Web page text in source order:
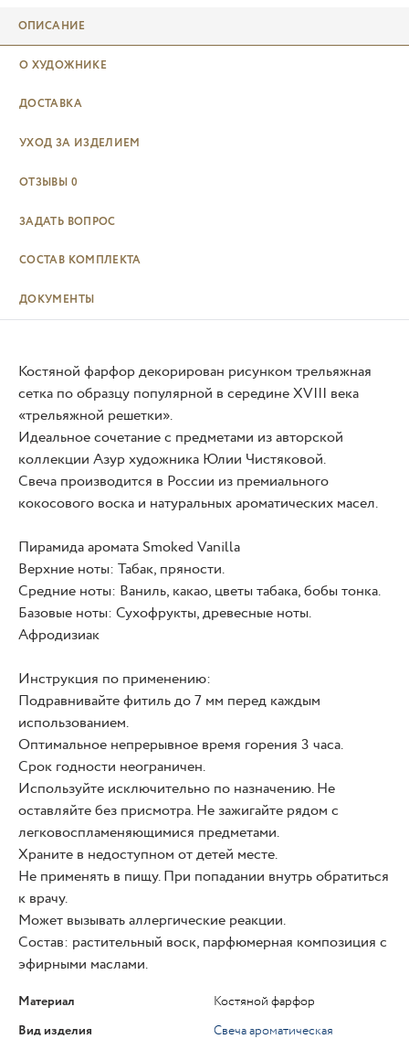
ОПИСАНИЕ
О ХУДОЖНИКЕ
ДОСТАВКА
УХОД ЗА ИЗДЕЛИЕМ
ОТЗЫВЫ 0
ЗАДАТЬ ВОПРОС
СОСТАВ КОМПЛЕКТА
ДОКУМЕНТЫ
Костяной фарфор декорирован рисунком трельяжная
сетка по образцу популярной в середине XVIII века
«трельяжной решетки».
Идеальное сочетание с предметами из авторской
коллекции Азур художника Юлии Чистяковой.
Свеча производится в России из премиального
кокосового воска и натуральных ароматических масел.
Пирамида аромата Smoked Vanilla
Верхние ноты: Табак, пряности.
Средние ноты: Ваниль, какао, цветы табака, бобы тонка.
Базовые ноты: Сухофрукты, древесные ноты.
Афродизиак
Инструкция по применению:
Подравнивайте фитиль до 7 мм перед каждым
использованием.
Оптимальное непрерывное время горения 3 часа.
Срок годности неограничен.
Используйте исключительно по назначению. Не
оставляйте без присмотра. Не зажигайте рядом с
легковоспламеняющимися предметами.
Храните в недоступном от детей месте.
Не применять в пищу. При попадании внутрь обратиться
к врачу.
Может вызывать аллергические реакции.
Состав: растительный воск, парфюмерная композиция с
эфирными маслами.
Материал
Костяной фарфор
Вид изделия
Свеча ароматическая